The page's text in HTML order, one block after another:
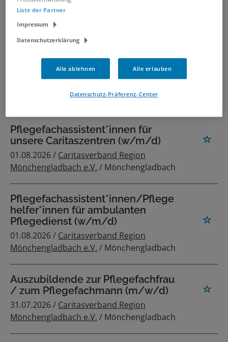
Mönchengladbach e.V.
Wohnbereichsleitung (m/w/d) für
das Caritaszentrum Rheydt
Mönchengladbach e.V./ Mönchengladbach
Pflegefachassistent*innen für
unsere Caritaszentren (w/m/d)
01.08.2026 / Caritasverband Region
Mönchengladbach e.V. / Mönchengladbach
Pflegefachassistent*innen/Pflege
helfer*innen für ambulanten
Pflegedienst (w/m/d)
01.08.2026 / Caritasverband Region
Mönchengladbach e.V. / Mönchengladbach
Auszubildende zur Pflegefachfrau
/ zum Pflegefachmann (m/w/d)
31.07.2026 / Caritasverband Region
Mönchengladbach e.V. / Mönchengladbach
Liste der Partner
Impressum
Datenschutzerklärung
Alle ablehnen Alle erlauben
Datenschutz-Präferenz-Center